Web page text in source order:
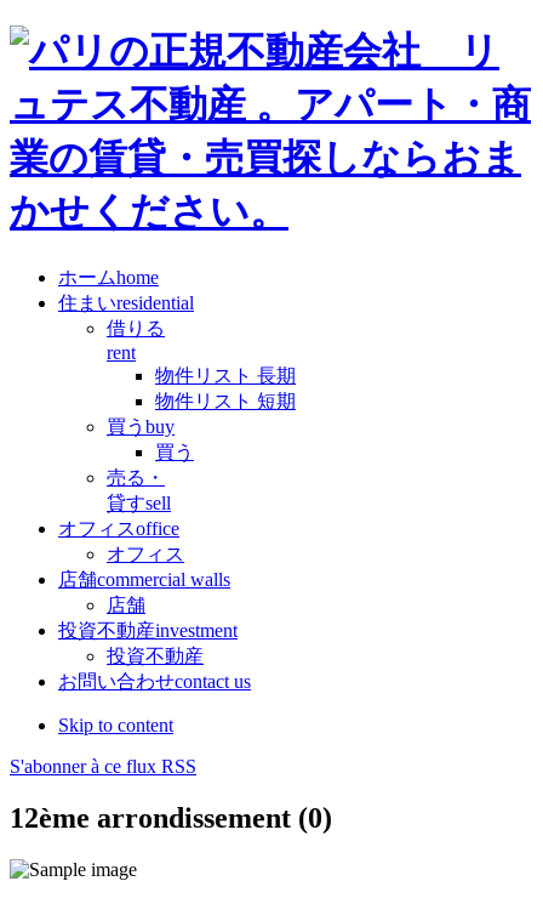
ホームhome
住まいresidential
借りる
rent
物件リスト 長期
物件リスト 短期
買う buy
買う
売る・
貸すsell
オフィスoffice
オフィス
店舗commercial walls
店舗
投資不動産investment
投資不動産
お問い合わせcontact us
Skip to content
S'abonner à ce flux RSS
12ème arrondissement (0)